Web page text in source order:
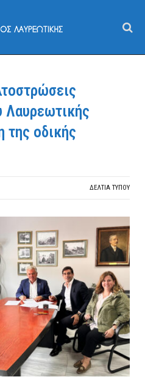
Λαυρεωτικής
της οδικής
ΔΕΛΤΙΑ ΤΥΠΟΥ